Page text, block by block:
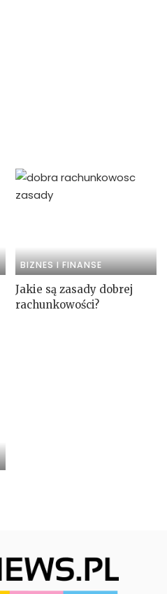
BIZNES I FINANSE
Jakie są zasady dobrej
rachunkowości?